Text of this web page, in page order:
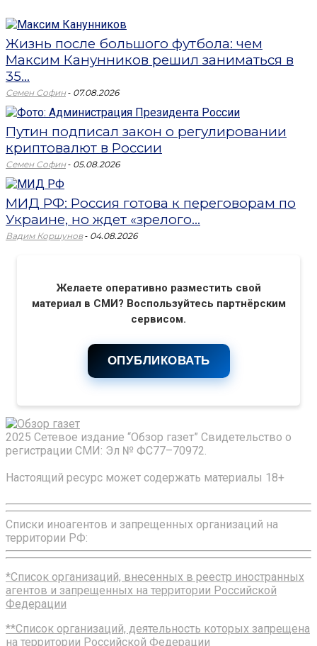
Жизнь после большого футбола: чем
Максим Канунников решил заниматься в
35...
Семен Софин - 07.08.2026
Путин подписал закон о регулировании
криптовалют в России
Семен Софин - 05.08.2026
МИД РФ: Россия готова к переговорам по
Украине, но ждет «зрелого...
Вадим Коршунов - 04.08.2026
Желаете оперативно разместить свой
материал в СМИ? Воспользуйтесь партнёрским
сервисом.
ОПУБЛИКОВАТЬ
2025 Сетевое издание “Обзор газет” Свидетельство о
регистрации СМИ: Эл № ФС77–70972.
Настоящий ресурс может содержать материалы 18+
Списки иноагентов и запрещенных организаций на
территории РФ:
*Список организаций, внесенных в реестр иностранных
агентов и запрещенных на территории Российской
Федерации
**Список организаций, деятельность которых запрещена
на территории Российской Федерации